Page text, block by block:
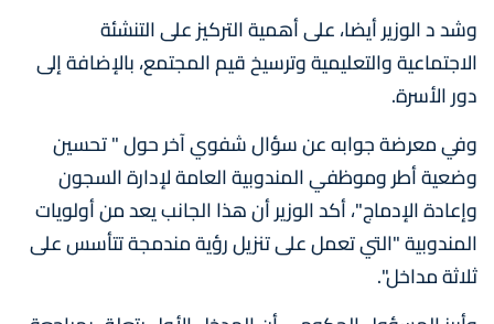
وشد د الوزير أيضا، على أهمية التركيز على التنشئة
الاجتماعية والتعليمية وترسيخ قيم المجتمع، بالإضافة إلى
دور الأسرة.
وفي معرضة جوابه عن سؤال شفوي آخر حول " تحسين
وضعية أطر وموظفي المندوبية العامة لإدارة السجون
وإعادة الإدماج"، أكد الوزير أن هذا الجانب يعد من أولويات
المندوبية "التي تعمل على تنزيل رؤية مندمجة تتأسس على
ثلاثة مداخل".